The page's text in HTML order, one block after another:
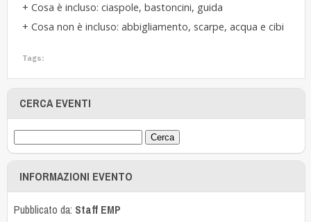
+ Cosa è incluso: ciaspole, bastoncini, guida
+ Cosa non è incluso: abbigliamento, scarpe, acqua e cibi
Tags:
CERCA EVENTI
INFORMAZIONI EVENTO
Pubblicato da: Staff EMP